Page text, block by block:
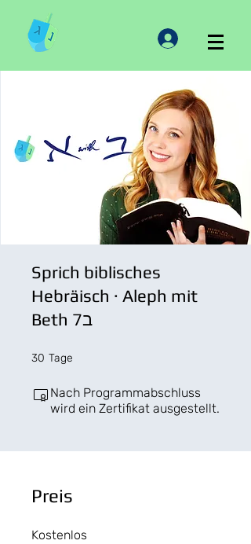
Sprich biblisches
Hebräisch · Aleph mit
Beth 7ב
30 Tage
Nach Programmabschluss
wird ein Zertifikat ausgestellt.
Preis
Kostenlos